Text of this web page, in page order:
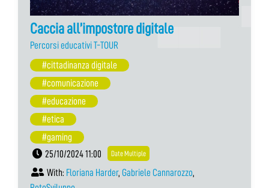
Caccia all’impostore digitale
Percorsi educativi T-TOUR
#cittadinanza digitale
#comunicazione
#educazione
#etica
#gaming
25/10/2024 11:00
Date Multiple
With: Floriana Harder, Gabriele Cannarozzo,